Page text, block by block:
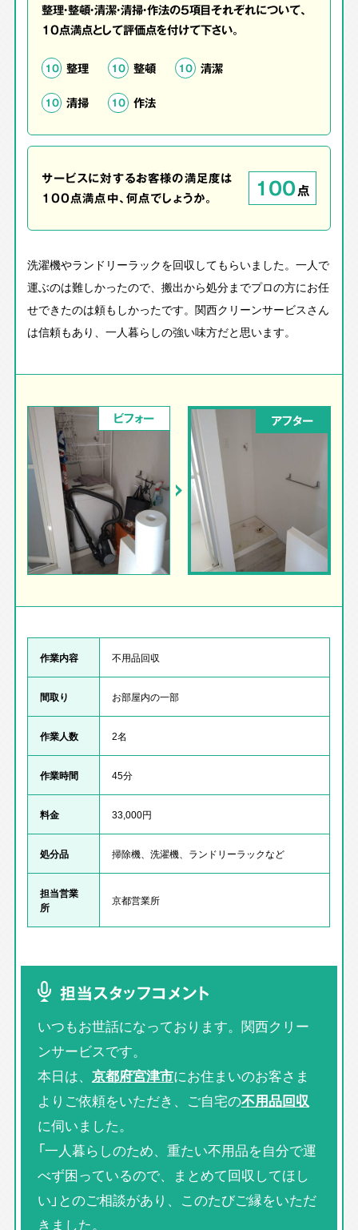
整理・整頓・清潔・清掃・作法の5項目それぞれについて、
10点満点として評価点を付けて下さい。
10 整理 10 整頓 10 清潔
10 清掃 10 作法
サービスに対するお客様の満足度は
100点満点中、何点でしょうか。
100点
洗濯機やランドリーラックを回収してもらいました。一人で
運ぶのは難しかったので、搬出から処分までプロの方にお任
せできたのは頼もしかったです。関西クリーンサービスさん
は信頼もあり、一人暮らしの強い味方だと思います。
ビフォー アフター
作業内容 不用品回収
間取り お部屋内の一部
作業人数 2名
作業時間 45分
料金 33,000円
処分品 掃除機、洗濯機、ランドリーラックなど
担当営業
所
京都営業所
担当スタッフコメント
いつもお世話になっております。関西クリー
ンサービスです。
本日は、 京都府宮津市にお住まいのお客さま
よりご依頼をいただき、ご自宅の不用品回収
に伺いました。
「一人暮らしのため、重たい不用品を自分で運
べず困っているので、まとめて回収してほし
い」とのご相談があり、このたびご縁をいただ
きました。